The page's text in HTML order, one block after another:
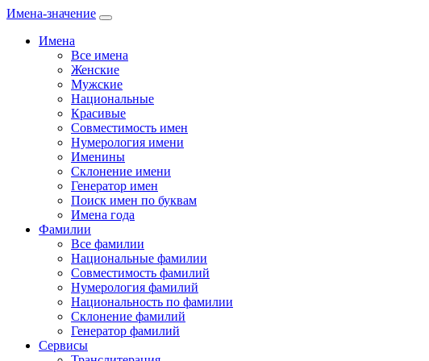
Имена-значение
Имена
Все имена
Женские
Мужские
Национальные
Красивые
Совместимость имен
Нумерология имени
Именины
Склонение имени
Генератор имен
Поиск имен по буквам
Имена года
Фамилии
Все фамилии
Национальные фамилии
Совместимость фамилий
Нумерология фамилий
Национальность по фамилии
Склонение фамилий
Генератор фамилий
Сервисы